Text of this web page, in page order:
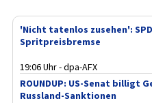
'Nicht tatenlos zusehen':
Spritpreisbremse
19:06 Uhr - dpa-AFX
ROUNDUP: US-Senat billigt
Russland-Sanktionen